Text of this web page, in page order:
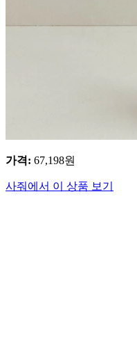
가격: 67,198원
사줘에서 이 상품 보기